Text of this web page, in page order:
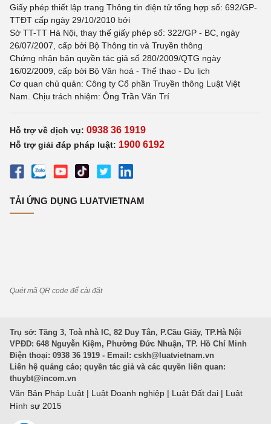
Giấy phép thiết lập trang Thông tin điện tử tổng hợp số: 692/GP-
TTĐT cấp ngày 29/10/2010 bởi
Sở TT-TT Hà Nội, thay thế giấy phép số: 322/GP - BC, ngày
26/07/2007, cấp bởi Bộ Thông tin và Truyền thông
Chứng nhận bản quyền tác giả số 280/2009/QTG ngày
16/02/2009, cấp bởi Bộ Văn hoá - Thể thao - Du lịch
Cơ quan chủ quản: Công ty Cổ phần Truyền thông Luật Việt
Nam. Chịu trách nhiệm: Ông Trần Văn Trí
Hỗ trợ về dịch vụ: 0938 36 1919
Hỗ trợ giải đáp pháp luật: 1900 6192
TẢI ỨNG DỤNG LUATVIETNAM
Quét mã QR code để cài đặt
Trụ sở: Tầng 3, Toà nhà IC, 82 Duy Tân, P.Cầu Giấy, TP.Hà Nội
VPĐD: 648 Nguyễn Kiệm, Phường Đức Nhuận, TP. Hồ Chí Minh
Điện thoại: 0938 36 1919 - Email: cskh@luatvietnam.vn
Liên hệ quảng cáo; quyền tác giả và các quyền liên quan:
thuybt@incom.vn
Văn Bản Pháp Luật | Luật Doanh nghiệp | Luật Đất đai | Luật
Hình sự 2015